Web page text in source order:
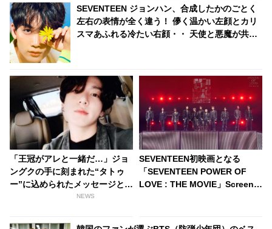
SEVENTEEN ジョンハン、合成したかのごとく
左右の表情が全く違う！ 儚く温かい左顔とカリ
スマあふれる冷たい右顔・・ 天使と悪魔が共存
「王冠がアレと一緒だ…」ジョ
ングクの手に刻まれた“タトゥ
ー”に込められたメッセージと
は？ ファンによる見事な推理に
NEWS
SEVENTEEN初映画となる
「SEVENTEEN POWER OF
LOVE : THE MOVIE」ScreenX
「Clap」から「Rock with